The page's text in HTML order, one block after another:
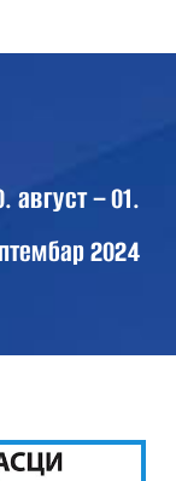
– 01.
2024